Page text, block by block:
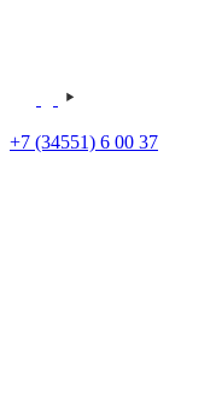
+7 (34551) 6 00 37